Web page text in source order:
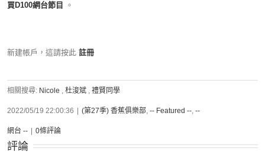
買D100網台節目
。
新建帳戶，這請按此 註冊
相關搜尋: Nicole , 杜浚斌 , 禮賢同學
2022/05/19 22:00:36 (第27季) 香蕉俱樂部, -- Featured --, --
網台 -- 0條評論
評論